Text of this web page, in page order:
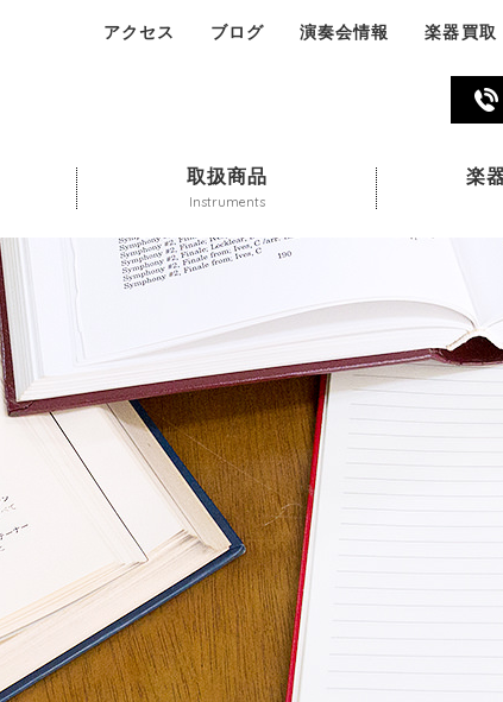
アクセス ブログ 演奏会情報 楽器買取
045-324-3111
取扱商品
Instruments
楽